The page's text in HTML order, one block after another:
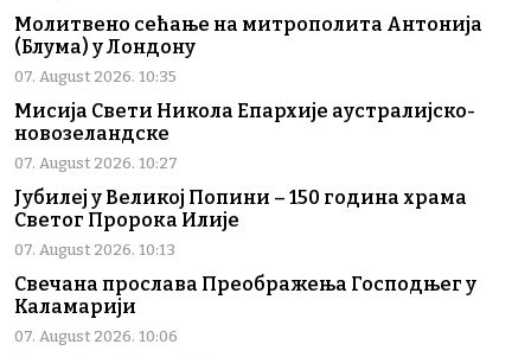
Молитвено сећање на митрополита Антонија
(Блума) у Лондону
07. August 2026. 10:35
Мисија Свети Никола Епархије аустралијско-
новозеландске
07. August 2026. 10:27
Јубилеј у Великој Попини – 150 година храма
Светог Пророка Илије
07. August 2026. 10:13
Свечана прослава Преображења Господњег у
Каламарији
07. August 2026. 10:06